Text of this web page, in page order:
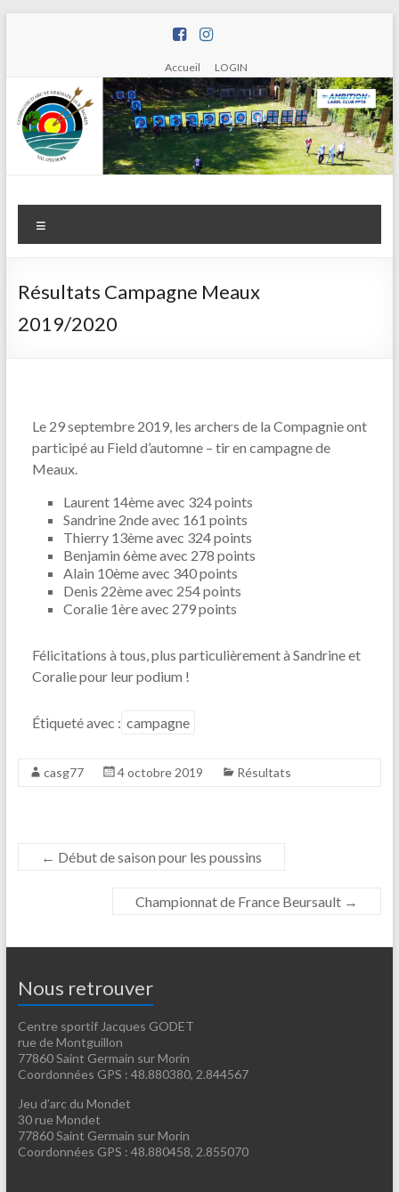
Accueil LOGIN
Compagnie
d'arc de
Saint
Germain
Résultats Campagne Meaux
2019/2020
Le 29 septembre 2019, les archers de la Compagnie ont
participé au Field d’automne – tir en campagne de
Meaux.
Laurent 14ème avec 324 points
Sandrine 2nde avec 161 points
Thierry 13ème avec 324 points
Benjamin 6ème avec 278 points
Alain 10ème avec 340 points
Denis 22ème avec 254 points
Coralie 1ère avec 279 points
Félicitations à tous, plus particulièrement à Sandrine et
Coralie pour leur podium !
Étiqueté avec : campagne
casg77 4 octobre 2019 Résultats
← Début de saison pour les poussins
Championnat de France Beursault →
Nous retrouver
Centre sportif Jacques GODET
rue de Montguillon
77860 Saint Germain sur Morin
Coordonnées GPS : 48.880380, 2.844567
Jeu d’arc du Mondet
30 rue Mondet
77860 Saint Germain sur Morin
Coordonnées GPS : 48.880458, 2.855070